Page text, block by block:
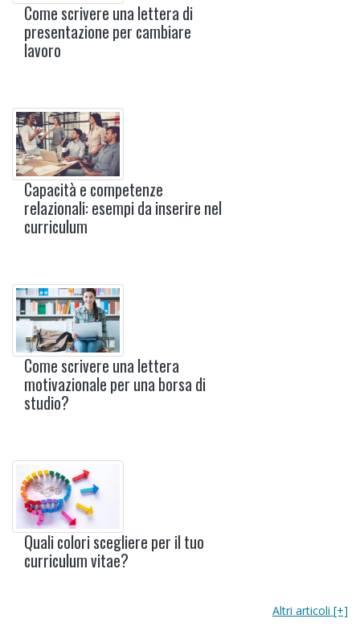
Come scrivere una lettera di
presentazione per cambiare
lavoro
Capacità e competenze
relazionali: esempi da inserire nel
curriculum
Come scrivere una lettera
motivazionale per una borsa di
studio?
Quali colori scegliere per il tuo
curriculum vitae?
Altri articoli [+]